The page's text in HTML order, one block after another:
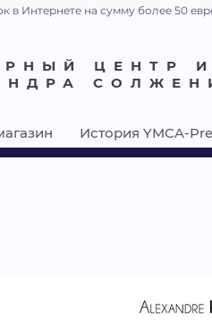
ЦЕНТР
История YMCA-
в Интернете на сумму более 50